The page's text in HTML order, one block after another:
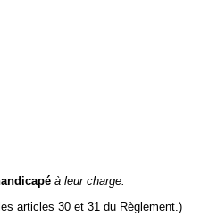
à leur charge.
articles 30 et 31 du Règlement.)